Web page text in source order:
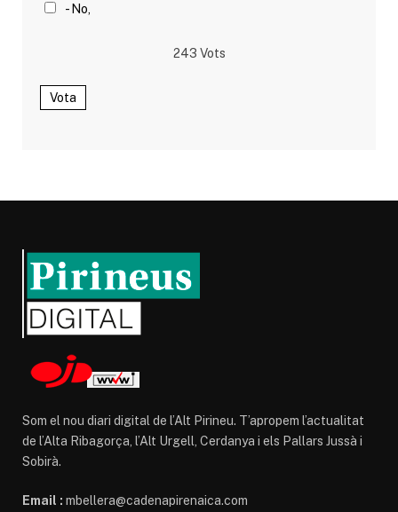
- No,
243 Vots
Vota
Som el nou diari digital de l’Alt Pirineu. T’apropem l’actualitat
de l’Alta Ribagorça, l’Alt Urgell, Cerdanya i els Pallars Jussà i
Sobirà.
Email : mbellera@cadenapirenaica.com